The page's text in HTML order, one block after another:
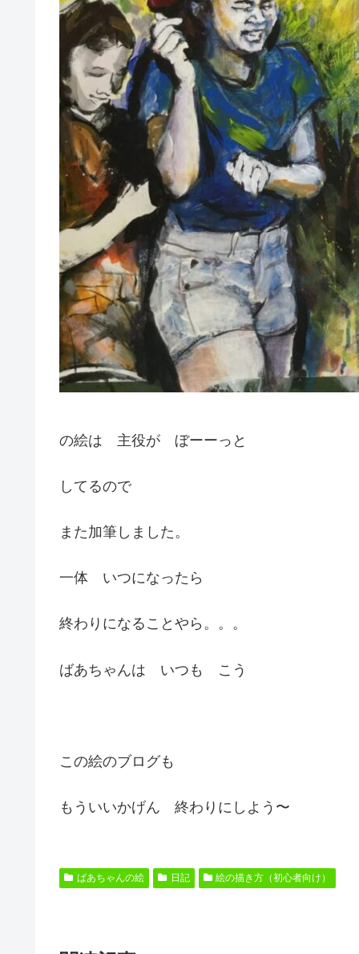
の絵は 主役が ぼーーっと
してるので
また加筆しました。
一体 いつになったら
終わりになることやら。。。
ばあちゃんは いつも こう
この絵のブログも
もういいかげん 終わりにしよう〜
ばあちゃんの絵 日記 絵の描き方（初心者向け）